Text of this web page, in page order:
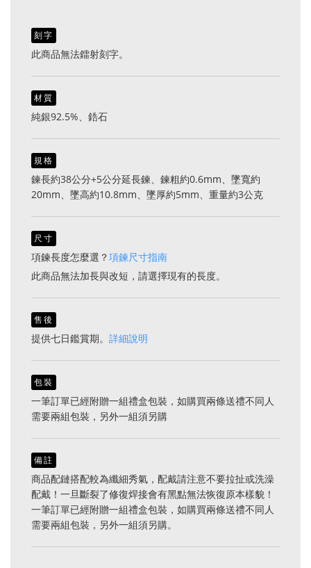
刻字
此商品無法鐳射刻字。
材質
純銀92.5%、鋯石
規格
鍊長約38公分+5公分延長鍊、鍊粗約0.6mm、墜寬約
20mm、墜高約10.8mm、墜厚約5mm、重量約3公克
尺寸
項鍊長度怎麼選？項鍊尺寸指南
此商品無法加長與改短，請選擇現有的長度。
售後
提供七日鑑賞期。 詳細說明
包裝
一筆訂單已經附贈一組禮盒包裝，如購買兩條送禮不同人
需要兩組包裝，另外一組須另購
備註
商品配鏈搭配較為纖細秀氣，配戴請注意不要拉扯或洗澡
配戴！一旦斷裂了修復焊接會有黑點無法恢復原本樣貌！
一筆訂單已經附贈一組禮盒包裝，如購買兩條送禮不同人
需要兩組包裝，另外一組須另購。